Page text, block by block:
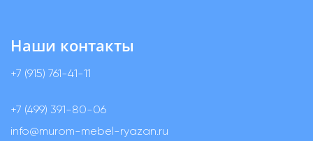
Наши контакты
+7 (915) 761-41-11
+7 (499) 391-80-06
info@murom-mebel-ryazan.ru